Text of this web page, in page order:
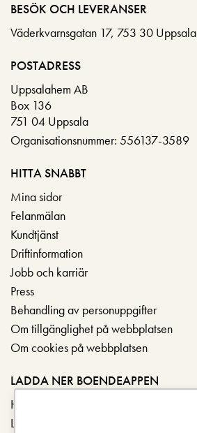
BESÖK OCH LEVERANSER
Väderkvarnsgatan 17, 753 30 Uppsala
POSTADRESS
Uppsalahem AB
Box 136
751 04 Uppsala
Organisationsnummer: 556137-3589
HITTA SNABBT
Mina sidor
Felanmälan
Kundtjänst
Driftinformation
Jobb och karriär
Press
Behandling av personuppgifter
Om tillgänglighet på webbplatsen
Om cookies på webbplatsen
LADDA NER BOENDEAPPEN
Hämta i App Store
Ladda ner på Google Play